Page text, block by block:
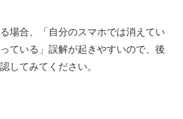
場合、「自分のスマホでは消えてい
ている」誤解が起きやすいので、後
してみてください。